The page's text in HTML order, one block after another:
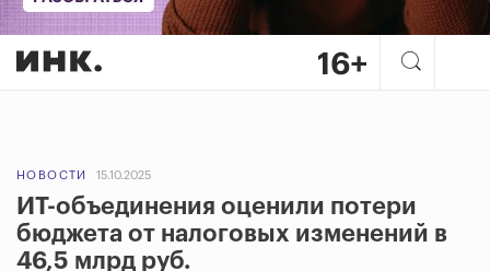
НОВОСТИ 15.10.2025
ИТ-объединения оценили потери
бюджета от налоговых изменений в
46,5 млрд руб.